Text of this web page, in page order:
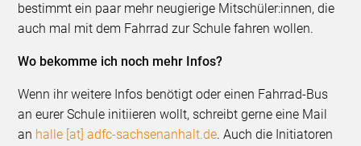
bestimmt ein paar mehr neugierige Mitschüler:innen, die
auch mal mit dem Fahrrad zur Schule fahren wollen.
Wo bekomme ich noch mehr Infos?
Wenn ihr weitere Infos benötigt oder einen Fahrrad-Bus
an eurer Schule initiieren wollt, schreibt gerne eine Mail
an halle [at] adfc-sachsenanhalt.de. Auch die Initiatoren